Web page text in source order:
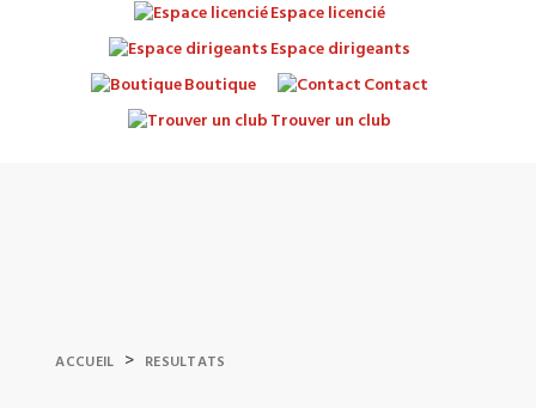
Espace licencié
Espace dirigeants
Boutique
Contact
Trouver un club
ACCUEIL > RESULTATS